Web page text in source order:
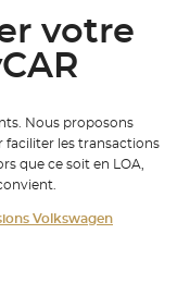
votre
Nous proposons
les transactions
que ce soit en LOA,
Volkswagen